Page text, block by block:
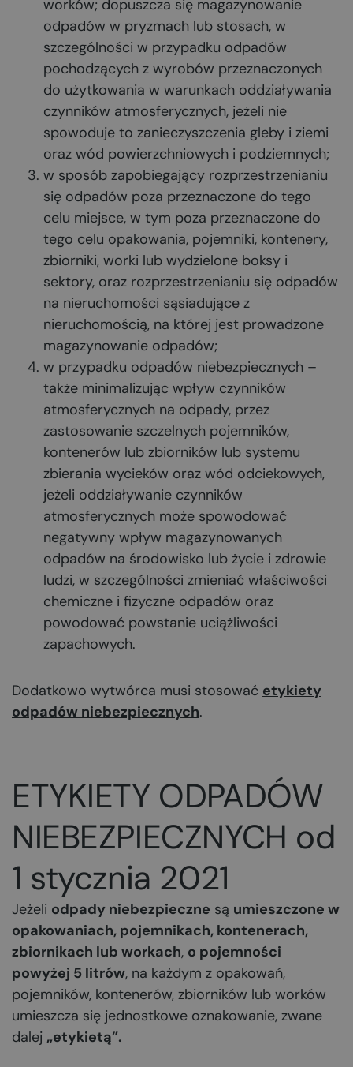
worków; dopuszcza się magazynowanie
odpadów w pryzmach lub stosach, w
szczególności w przypadku odpadów
pochodzących z wyrobów przeznaczonych
do użytkowania w warunkach oddziaływania
czynników atmosferycznych, jeżeli nie
spowoduje to zanieczyszczenia gleby i ziemi
oraz wód powierzchniowych i podziemnych;
w sposób zapobiegający rozprzestrzenianiu
się odpadów poza przeznaczone do tego
celu miejsce, w tym poza przeznaczone do
tego celu opakowania, pojemniki, kontenery,
zbiorniki, worki lub wydzielone boksy i
sektory, oraz rozprzestrzenianiu się odpadów
na nieruchomości sąsiadujące z
nieruchomością, na której jest prowadzone
magazynowanie odpadów;
w przypadku odpadów niebezpiecznych –
także minimalizując wpływ czynników
atmosferycznych na odpady, przez
zastosowanie szczelnych pojemników,
kontenerów lub zbiorników lub systemu
zbierania wycieków oraz wód odciekowych,
jeżeli oddziaływanie czynników
atmosferycznych może spowodować
negatywny wpływ magazynowanych
odpadów na środowisko lub życie i zdrowie
ludzi, w szczególności zmieniać właściwości
chemiczne i fizyczne odpadów oraz
powodować powstanie uciążliwości
zapachowych.
Dodatkowo wytwórca musi stosować etykiety
odpadów niebezpiecznych.
ETYKIETY ODPADÓW
NIEBEZPIECZNYCH od
1 stycznia 2021
Jeżeli odpady niebezpieczne są umieszczone w
opakowaniach, pojemnikach, kontenerach,
zbiornikach lub workach, o pojemności
powyżej 5 litrów, na każdym z opakowań,
pojemników, kontenerów, zbiorników lub worków
umiesz­cza się jednostkowe oznakowanie, zwane
dalej „etykietą”.